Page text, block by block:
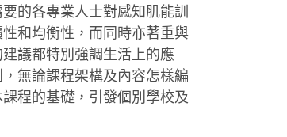
的各專業人士對感知肌能訓
和均衡性，而同時亦著重與
議都特別強調生活上的應
無論課程架構及內容怎樣編
程的基礎，引發個別學校及